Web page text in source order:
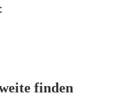
finden